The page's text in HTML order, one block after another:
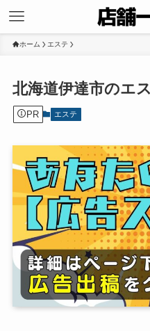
ホーム エステ
北海道伊達市のエ
PR エステ